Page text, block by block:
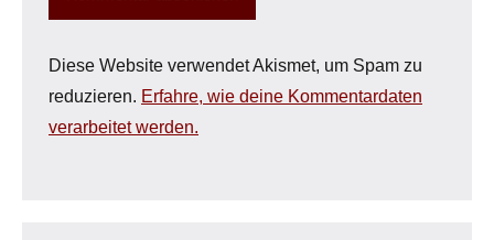
Diese Website verwendet Akismet, um Spam zu
reduzieren. Erfahre, wie deine Kommentardaten
verarbeitet werden.